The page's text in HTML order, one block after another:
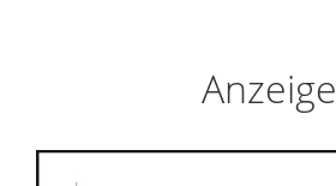
Anzeige